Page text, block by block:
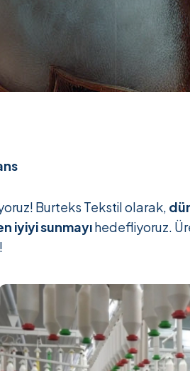
Burteks Tekstil olarak,
iyiyi sunmayıhedefliyoruz.